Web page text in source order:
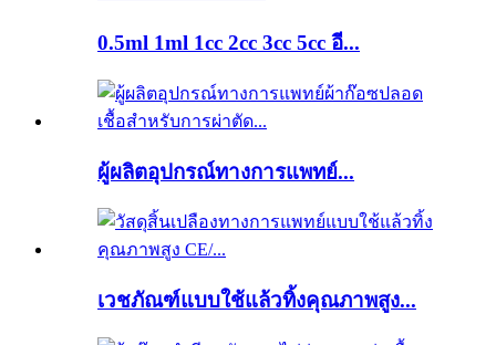
0.5ml 1ml 1cc 2cc 3cc 5cc อี...
ผู้ผลิตอุปกรณ์ทางการแพทย์...
เวชภัณฑ์แบบใช้แล้วทิ้งคุณภาพสูง...